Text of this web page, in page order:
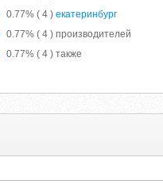
0.77% ( 4 ) екатеринбург
0.77% ( 4 ) производителей
0.77% ( 4 ) также